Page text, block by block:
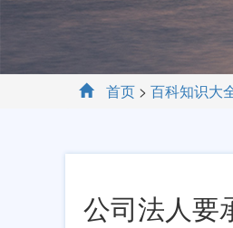
首页 > 百科知识大
公司法人要